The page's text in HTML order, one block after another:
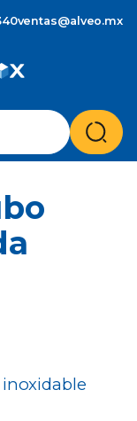
ventas@alveo.mx
puedes